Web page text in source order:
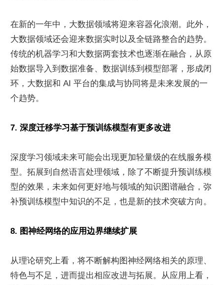
在新的一年中，大数据领域将迎来容器化浪潮。此外，
大数据领域还会迎来数据实时以及全链路整合的趋势。
传统的机器学习和大数据两套技术也逐渐在融合，从原
始数据导入到数据准备、数据训练到模型部署，形成闭
环，大数据和 AI 平台的集成与协同将是未来发展的一
个趋势。
7. 深度迁移学习基于预训练模型有更多改进
深度学习领域未来可能会出现更加轻量级的在线服务模
型。拓展到自然语言处理领域，除了不断提升预训练模
型的效果，未来如何更好地与领域的知识图谱融合，弥
补预训练模型中知识的不足，也是新的技术突破方向。
8. 图神经网络的应用边界继续扩展
从理论研究上看，将不断解构图神经网络相关的原理、
特色与不足，进而提出相应改进与拓展。从应用上看，